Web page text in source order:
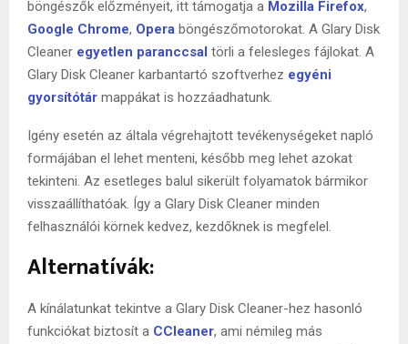
böngészők előzményeit, itt támogatja a Mozilla Firefox,
Google Chrome, Opera böngészőmotorokat. A Glary Disk
Cleaner egyetlen paranccsal törli a felesleges fájlokat. A
Glary Disk Cleaner karbantartó szoftverhez egyéni
gyorsítótár mappákat is hozzáadhatunk.
Igény esetén az általa végrehajtott tevékenységeket napló
formájában el lehet menteni, később meg lehet azokat
tekinteni. Az esetleges balul sikerült folyamatok bármikor
visszaállíthatóak. Így a Glary Disk Cleaner minden
felhasználói körnek kedvez, kezdőknek is megfelel.
Alternatívák:
A kínálatunkat tekintve a Glary Disk Cleaner-hez hasonló
funkciókat biztosít a CCleaner, ami némileg más